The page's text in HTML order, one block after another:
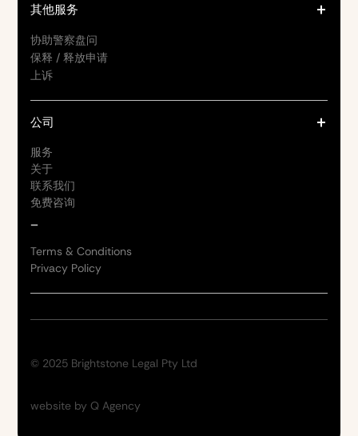
其他服务
协助警察盘问
保释 / 释放申请
上诉
公司
服务
关于
联系我们
免费咨询
Terms & Conditions
Privacy Policy
© 2025 Brightstone Legal Pty Ltd
website by Q Agency